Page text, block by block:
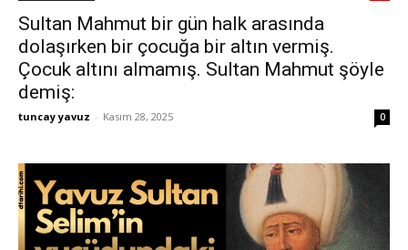
Sultan Mahmut bir gün halk arasında
dolaşırken bir çocuğa bir altın vermiş.
Çocuk altını almamış. Sultan Mahmut şöyle
demiş:
tuncay yavuz - Kasım 28, 2025 0